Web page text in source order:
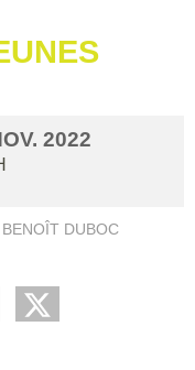
2022
BENOÎT DUBOC